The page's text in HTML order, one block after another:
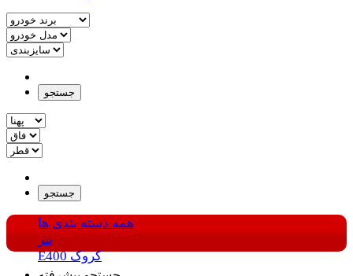
جستجو
جستجو
همه دسته بندی ها
بنز
E400 کروک